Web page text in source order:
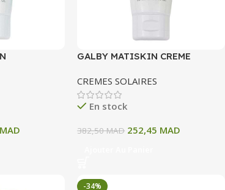
MAD
GALBY MATISKIN CREME
CREMES SOLAIRES
En stock
382,50MAD 252,45 MAD
-34%